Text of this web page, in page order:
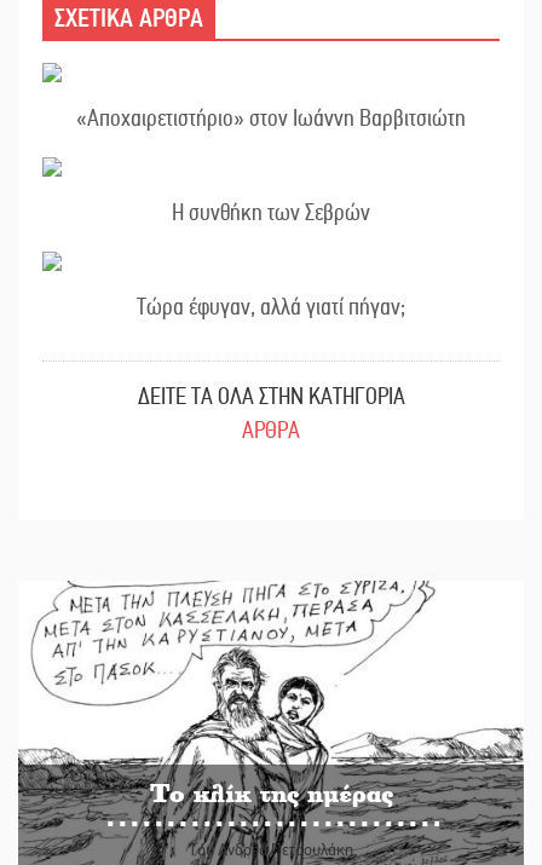
ΣΧΕΤΙΚΑ ΑΡΘΡΑ
«Αποχαιρετιστήριο» στον Ιωάννη Βαρβιτσιώτη
Η συνθήκη των Σεβρών
Τώρα έφυγαν, αλλά γιατί πήγαν;
ΔΕΙΤΕ ΤΑ ΟΛΑ ΣΤΗΝ ΚΑΤΗΓΟΡΙΑ
ΑΡΘΡΑ
Το κλίκ της ημέρας
Του Ανδρέα Πετρουλάκη